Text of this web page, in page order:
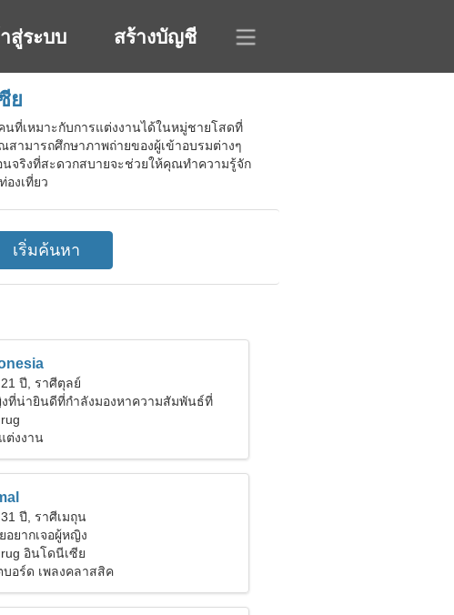
สู่ระบบ สร้างบัญชี
ย
ที่เหมาะกับการแต่งงานได้ในหมู่ชายโสดที่
ามารถศึกษาภาพถ่ายของผู้เข้าอบรมต่างๆ
จริงที่สะดวกสบายจะช่วยให้คุณทำความรู้จัก
งเที่ยว
ปี, ราศีตุลย์
ที่น่ายินดีที่กำลังมองหาความสัมพันธ์ที่
ง
ต่งงาน
ปี, ราศีเมถุน
อยากเจอผู้หญิง
อินโดนีเซีย
บอร์ด เพลงคลาสสิค